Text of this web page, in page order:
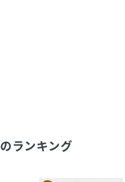
のランキング